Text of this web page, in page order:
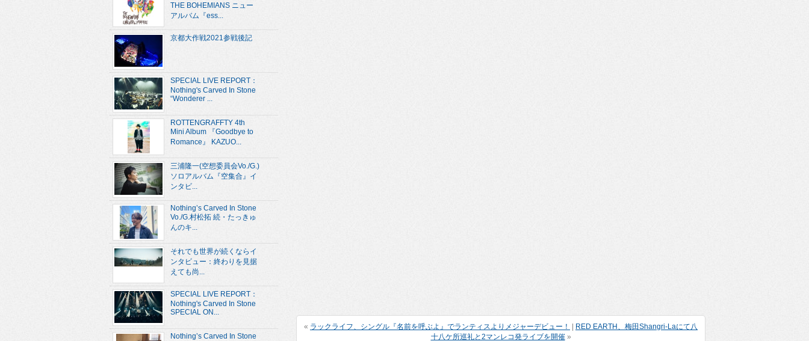
« ラックライフ、シングル『名前を呼ぶよ』でランティスよりメジャーデビュー！
RED EARTH、梅田Shangri-Laにて八
十八ケ所巡礼と2マンレコ発ライブを開催»
THE BOHEMIANS ニュー
アルバム『ess...
京都大作戦2021参戦後記
SPECIAL LIVE REPORT：
Nothing's Carved In Stone
“Wonderer ...
ROTTENGRAFFTY 4th
Mini Album 『Goodbye to
Romance』 KAZUO...
三浦隆一(空想委員会Vo./G.)
ソロアルバム『空集合』イ
ンタビ...
Nothing’s Carved In Stone
Vo./G.村松拓 続・たっきゅ
んのキ...
それでも世界が続くならイ
ンタビュー：終わりを見据
えても尚...
SPECIAL LIVE REPORT：
Nothing's Carved In Stone
SPECIAL ON...
Nothing’s Carved In Stone